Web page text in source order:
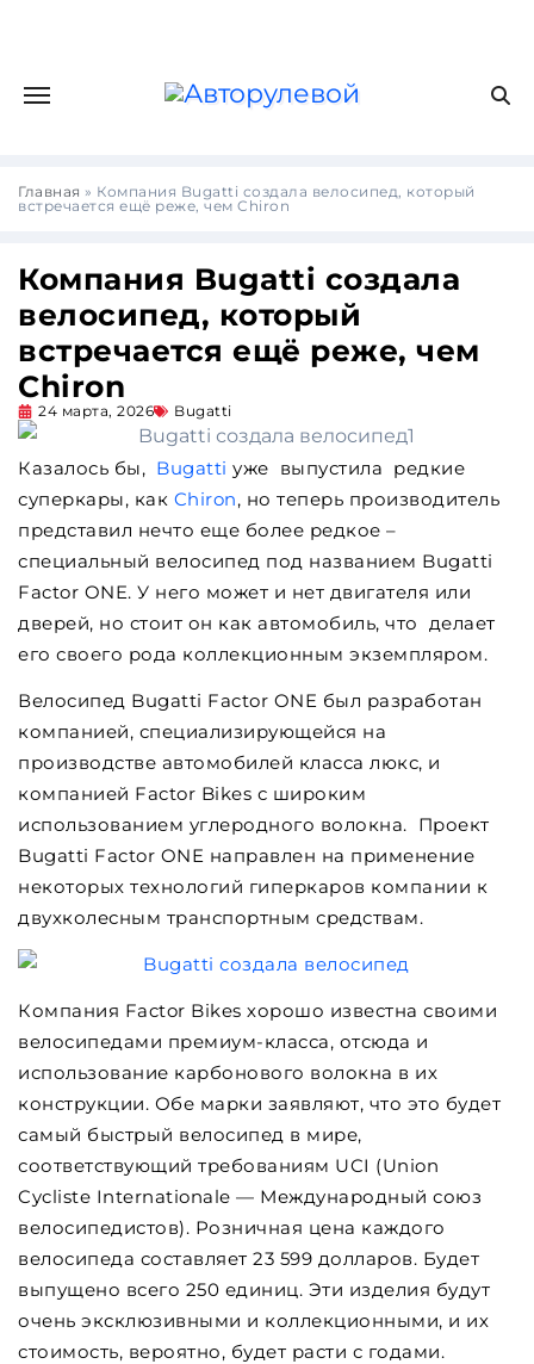
Главная » Компания Bugatti создала велосипед, который
встречается ещё реже, чем Chiron
Компания Bugatti создала
велосипед, который
встречается ещё реже, чем
Chiron
24 марта, 2026 Bugatti
Казалось бы, Bugatti уже выпустила редкие
суперкары, как Chiron, но теперь производитель
представил нечто еще более редкое –
специальный велосипед под названием Bugatti
Factor ONE. У него может и нет двигателя или
дверей, но стоит он как автомобиль, что делает
его своего рода коллекционным экземпляром.
Велосипед Bugatti Factor ONE был разработан
компанией, специализирующейся на
производстве автомобилей класса люкс, и
компанией Factor Bikes с широким
использованием углеродного волокна. Проект
Bugatti Factor ONE направлен на применение
некоторых технологий гиперкаров компании к
двухколесным транспортным средствам.
Компания Factor Bikes хорошо известна своими
велосипедами премиум-класса, отсюда и
использование карбонового волокна в их
конструкции. Обе марки заявляют, что это будет
самый быстрый велосипед в мире,
соответствующий требованиям UCI (Union
Cycliste Internationale — Международный союз
велосипедистов). Розничная цена каждого
велосипеда составляет 23 599 долларов. Будет
выпущено всего 250 единиц. Эти изделия будут
очень эксклюзивными и коллекционными, и их
стоимость, вероятно, будет расти с годами.